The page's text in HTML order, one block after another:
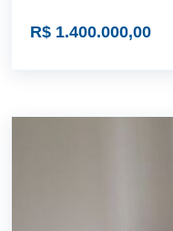
R$ 1.400.000,00